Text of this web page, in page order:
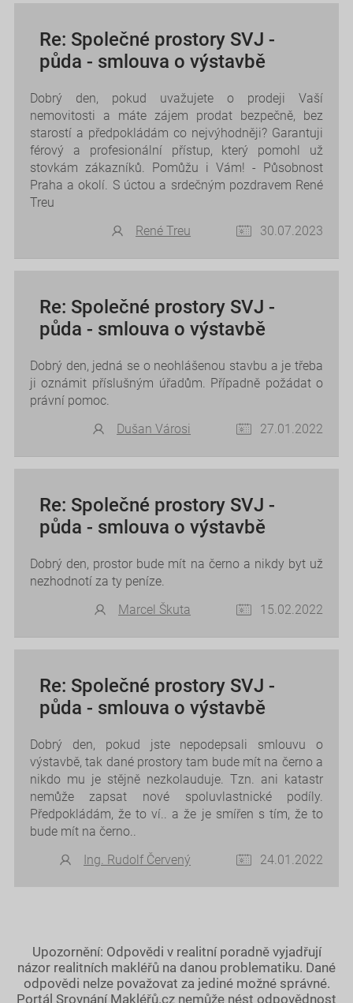
Re: Společné prostory SVJ -
půda - smlouva o výstavbě
Dobrý den, pokud uvažujete o prodeji Vaší
nemovitosti a máte zájem prodat bezpečně, bez
starostí a předpokládám co nejvýhodněji? Garantuji
férový a profesionální přístup, který pomohl už
stovkám zákazníků. Pomůžu i Vám! - Působnost
Praha a okolí. S úctou a srdečným pozdravem René
Treu
René Treu
30.07.2023
Re: Společné prostory SVJ -
půda - smlouva o výstavbě
Dobrý den, jedná se o neohlášenou stavbu a je třeba
ji oznámit příslušným úřadům. Případně požádat o
právní pomoc.
Dušan Városi
27.01.2022
Re: Společné prostory SVJ -
půda - smlouva o výstavbě
Dobrý den, prostor bude mít na černo a nikdy byt už
nezhodnotí za ty peníze.
Marcel Škuta
15.02.2022
Re: Společné prostory SVJ -
půda - smlouva o výstavbě
Dobrý den, pokud jste nepodepsali smlouvu o
výstavbě, tak dané prostory tam bude mít na černo a
nikdo mu je stějně nezkolauduje. Tzn. ani katastr
nemůže zapsat nové spoluvlastnické podíly.
Předpokládám, že to ví.. a že je smířen s tím, že to
bude mít na černo..
Ing. Rudolf Červený
24.01.2022
Upozornění: Odpovědi v realitní poradně vyjadřují
názor realitních makléřů na danou problematiku. Dané
odpovědi nelze považovat za jediné možné správné.
Portál Srovnání Makléřů.cz nemůže nést odpovědnost